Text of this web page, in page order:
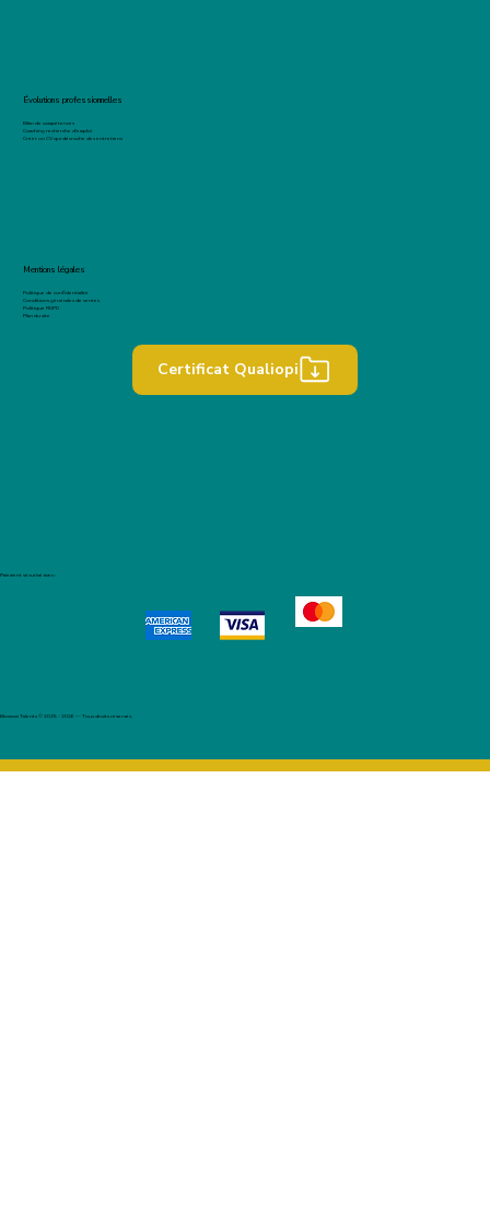
Évolutions professionnelles
Bilan de compétences
Coaching recherche d'emploi
Créer un CV qui décroche des entretiens
Mentions légales
Politique de confidentialité
Conditions générales de ventes
Politique RGPD
Plan du site
Certificat Qualiopi
Paiement sécurisé avec :
Blossom Talents © 2025 - 2026 — Tous droits réservés.